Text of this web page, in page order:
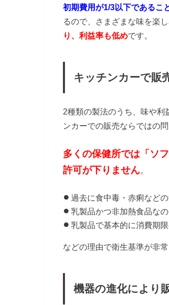
初期費用が1/3以下であるこ
るので、さまざまな味を楽
り、利益率も低めです。
キッチンカーで販
2種類の製法のうち、味や利
ンカーでの販売ならではの問
多 くの保健所では「ソ
許可が下りません。
過去に食中毒・赤痢など
乳製品かつ非加熱食品な
乳製品で基本的に消費期
などの理由で衛生基準が非
機器の進化により